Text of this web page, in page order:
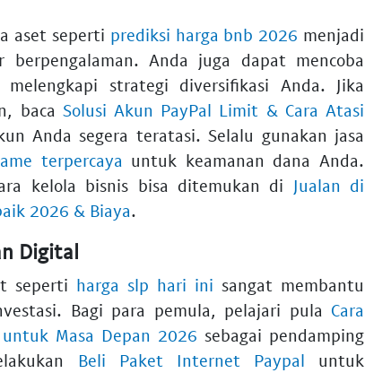
aset seperti prediksi harga bnb 2026 menjadi
Anda juga dapat mencoba
strategi diversifikasi Anda. Jika
baca Solusi Akun PayPal Limit & Cara Atasi
Anda segera teratasi. Selalu gunakan jasa
terpercaya untuk keamanan dana Anda.
kelola bisnis bisa ditemukan di Jualan di
2026 & Biaya.
Digital
seperti harga slp hari ini sangat membantu
Bagi para pemula, pelajari pula Cara
Masa Depan 2026 sebagai pendamping
Beli Paket Internet Paypal untuk